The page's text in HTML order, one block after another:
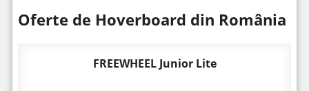
Oferte de Hoverboard din România
FREEWHEEL Junior Lite